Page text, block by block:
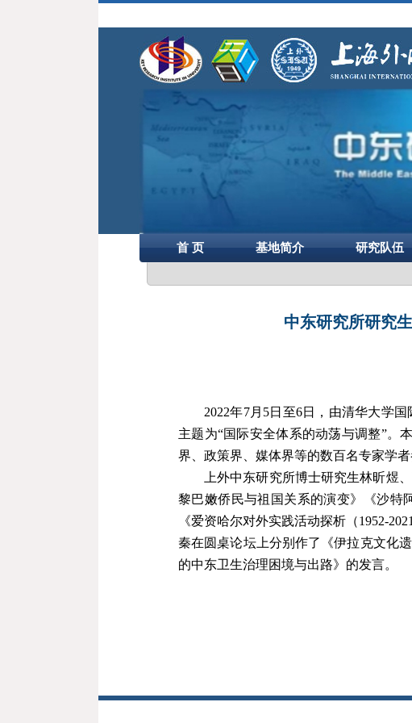
首 页 基地简介 研究队伍
中东研究所研究
2022年7月5日至6日，由清华大学
主题为“国际安全体系的动荡与调整”。
界、政策界、媒体界等的数百名专家学者
上外中东研究所博士研究生林昕煜
黎巴嫩侨民与祖国关系的演变》《沙特
《爱资哈尔对外实践活动探析 （1952-
秦在圆桌论坛上分别作了
《伊拉克文化
的中东卫生治理困境与出路》 的发言。